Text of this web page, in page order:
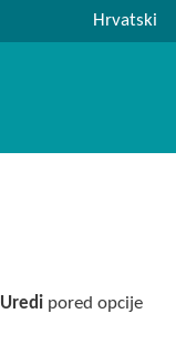
Hrvatski
Uredi pored opcije